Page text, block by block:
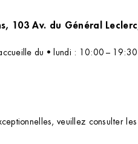
Metro Alesia ou Porte d'Orleans, 103 Av. du
du • lundi : 10:00 – 19:30
veuillez consulter